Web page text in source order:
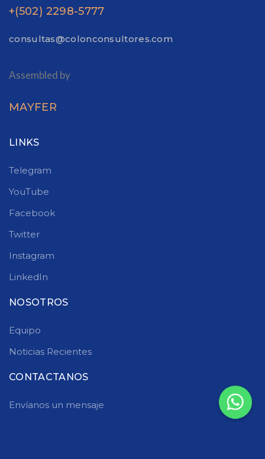
+(502) 2298-5777
consultas@colonconsultores.com
Assembled by
MAYFER
LINKS
Telegram
YouTube
Facebook
Twitter
Instagram
LinkedIn
NOSOTROS
Equipo
Noticias Recientes
CONTACTANOS
Envíanos un mensaje